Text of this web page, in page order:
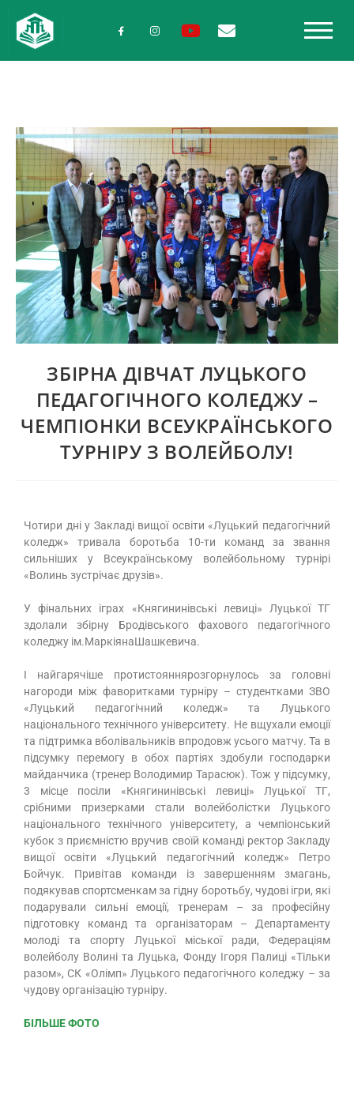
ЗБІРНА ДІВЧАТ ЛУЦЬКОГО
ПЕДАГОГІЧНОГО КОЛЕДЖУ –
ЧЕМПІОНКИ ВСЕУКРАЇНСЬКОГО
ТУРНІРУ З ВОЛЕЙБОЛУ!
Чотири дні у Закладі вищої освіти «Луцький педагогічний
коледж» тривала боротьба 10-ти команд за звання
сильніших у Всеукраїнському волейбольному турнірі
«Волинь зустрічає друзів».
У фінальних іграх «Княгининівські левиці» Луцької ТГ
здолали збірну Бродівського фахового педагогічного
коледжу ім.МаркіянаШашкевича.
І найгарячіше протистояннярозгорнулось за головні
нагороди між фаворитками турніру – студентками ЗВО
«Луцький педагогічний коледж» та Луцького
національного технічного університету. Не вщухали емоції
та підтримка вболівальників впродовж усього матчу. Та в
підсумку перемогу в обох партіях здобули господарки
майданчика (тренер Володимир Тарасюк). Тож у підсумку,
3 місце посіли «Княгининівські левиці» Луцької ТГ,
срібними призерками стали волейболістки Луцького
національного технічного університету, а чемпіонський
кубок з приємністю вручив своїй команді ректор Закладу
вищої освіти «Луцький педагогічний коледж» Петро
Бойчук. Привітав команди із завершенням змагань,
подякував спортсменкам за гідну боротьбу, чудові ігри, які
подарували сильні емоції, тренерам – за професійну
підготовку команд та організаторам – Департаменту
молоді та спорту Луцької міської ради, Федераціям
волейболу Волині та Луцька, Фонду Ігоря Палиці «Тільки
разом», СК «Олімп» Луцького педагогічного коледжу – за
чудову організацію турніру.
БІЛЬШЕ ФОТО